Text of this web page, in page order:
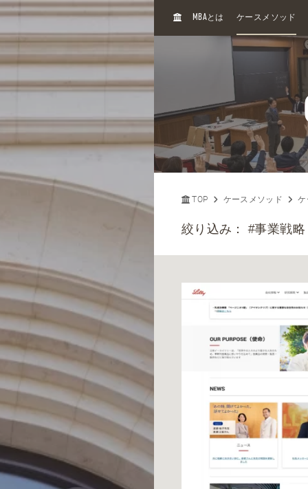
H
MBAとは ケースメソッド
TOP ケースメソッド ケ
絞り込み：#事業戦略